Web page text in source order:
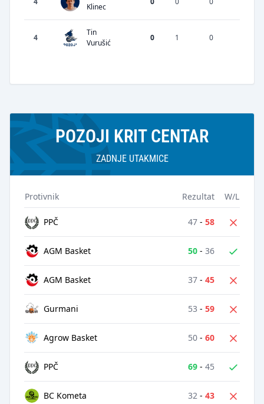
Klinec
4
Tin
Vurušić
0 1 0
POZOJI KRIT CENTAR
ZADNJE UTAKMICE
Protivnik Rezultat W/L
PPČ 47 - 58
AGM Basket 50 - 36
AGM Basket 37 - 45
Gurmani 53 - 59
Agrow Basket 50 - 60
PPČ 69 - 45
BC Kometa 32 - 43